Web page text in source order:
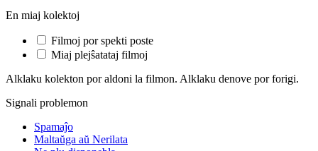
En miaj kolektoj
Filmoj por spekti poste
Miaj plejŝatataj filmoj
Alklaku kolekton por aldoni la filmon. Alklaku denove por forigi.
Signali problemon
Spamaĵo
Maltaŭga aŭ Nerilata